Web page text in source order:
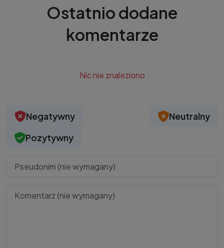
Ostatnio dodane
komentarze
Nic nie znaleziono
Negatywny
Neutralny
Pozytywny